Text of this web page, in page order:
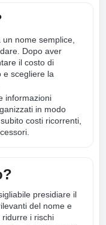
nome semplice,
Dopo aver
il costo di
e scegliere la
informazioni
in modo
costi ricorrenti,
presidiare il
del nome e
i rischi